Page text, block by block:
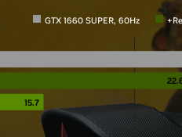
GTX 1660 SUPER, 60Hz
15.7